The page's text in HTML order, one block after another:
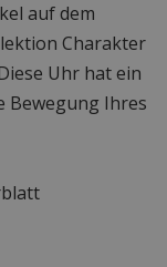
auf dem
Charakter
Uhr hat ein
Bewegung Ihres